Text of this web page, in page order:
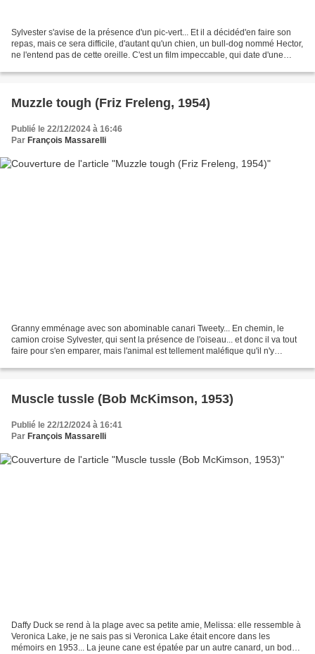
Sylvester s'avise de la présence d'un pic-vert... Et il a décidéd'en faire son
repas, mais ce sera difficile, d'autant qu'un chien, un bull-dog nommé Hector,
ne l'entend pas de cette oreille. C'est un film impeccable, qui date d'une
Muzzle tough (Friz Freleng, 1954)
Publié le 22/12/2024 à 16:46
Par François Massarelli
Granny emménage avec son abominable canari Tweety... En chemin, le
camion croise Sylvester, qui sent la présence de l'oiseau... et donc il va tout
faire pour s'en emparer, mais l'animal est tellement maléfique qu'il n'y
Muscle tussle (Bob McKimson, 1953)
Publié le 22/12/2024 à 16:41
Par François Massarelli
Daffy Duck se rend à la plage avec sa petite amie, Melissa: elle ressemble à
Veronica Lake, je ne sais pas si Veronica Lake était encore dans les
mémoirs en 1953... La jeune cane est épatée par un autre canard, un body-